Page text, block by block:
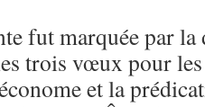
fut marquée par
trois vœux pour les
et la